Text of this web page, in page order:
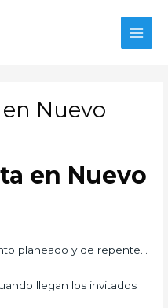
Nuevo
en Nuevo
planeado y de repente…
llegan los invitados